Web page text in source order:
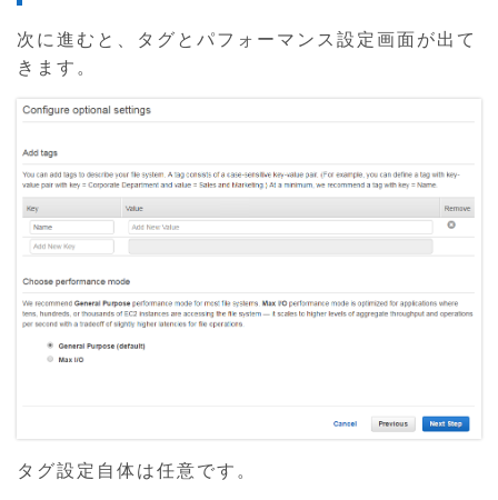
次に進むと、タグとパフォーマンス設定画面が出て
きます。
タグ設定自体は任意です。